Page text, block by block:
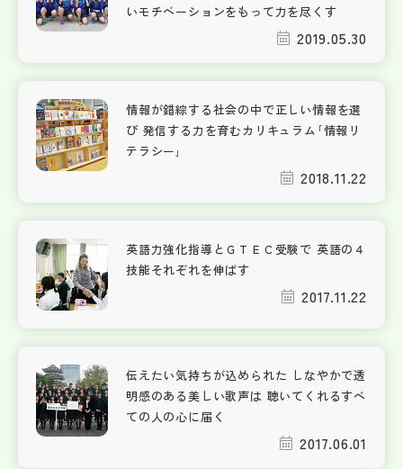
いモチベーションをもって力を尽くす
2019.05.30
情報が錯綜する社会の中で正しい情報を選
び 発信する力を育むカリキュラム｢情報リ
テラシー｣
2018.11.22
英語力強化指導とＧＴＥＣ受験で 英語の４
技能それぞれを伸ばす
2017.11.22
伝えたい気持ちが込められた しなやかで透
明感のある美しい歌声は 聴いてくれるすべ
ての人の心に届く
2017.06.01